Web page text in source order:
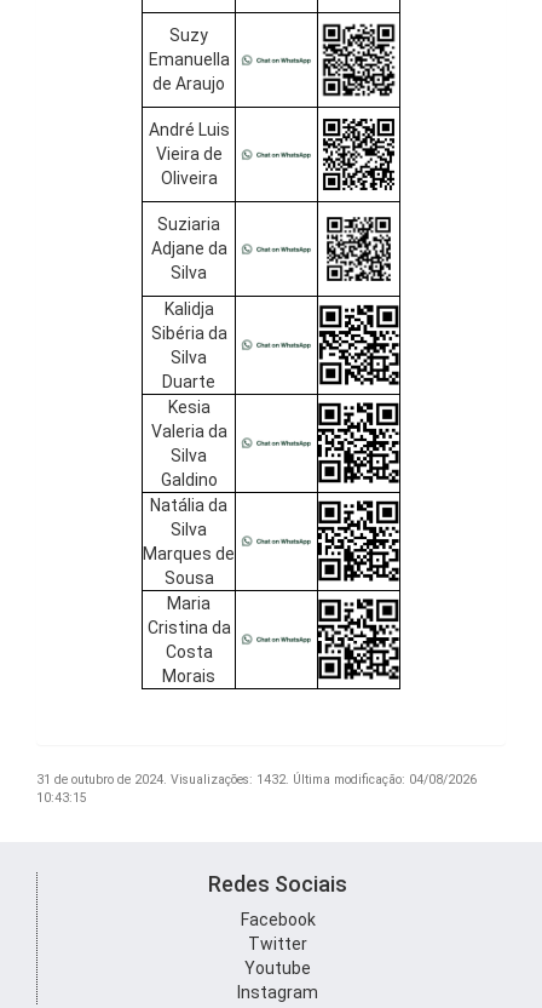
Suzy
Emanuella
de Araujo
André Luis
Vieira de
Oliveira
Suziaria
Adjane da
Silva
Kalidja
Sibéria da
Silva
Duarte
Kesia
Valeria da
Silva
Galdino
Natália da
Silva
Marques de
Sousa
Maria
Cristina da
Costa
Morais
31 de outubro de 2024. Visualizações: 1432. Última modificação: 04/08/2026
10:43:15
Redes Sociais
Facebook
Twitter
Youtube
Instagram